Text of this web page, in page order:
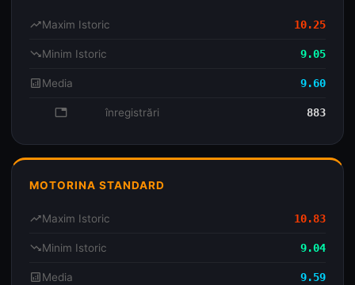
trending_upMaxim Istoric 10.25
trending_downMinim Istoric 9.05
analyticsMedia 9.60
database înregistrări 883
MOTORINA STANDARD
trending_upMaxim Istoric 10.83
trending_downMinim Istoric 9.04
analyticsMedia 9.59